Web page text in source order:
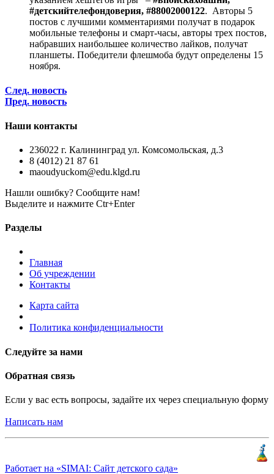
#детскийтелефондоверия, #88002000122. Авторы 5
постов с лучшими комментариями получат в подарок
мобильные телефоны и смарт-часы, авторы трех постов,
набравших наибольшее количество лайков, получат
планшеты. Победители флешмоба будут определены 15
ноября.
След. новость
Пред. новость
Наши контакты
236022 г. Калининград ул. Комсомольская, д.3
8 (4012) 21 87 61
maoudyuckom@edu.klgd.ru
Нашли ошибку? Сообщите нам!
Выделите и нажмите Ctr+Enter
Разделы
Главная
Об учреждении
Контакты
Карта сайта
Политика конфиденциальности
Следуйте за нами
Обратная связь
Если у вас есть вопросы, задайте их через специальную форму
Написать нам
Работает на «SIMAI: Сайт детского сада»